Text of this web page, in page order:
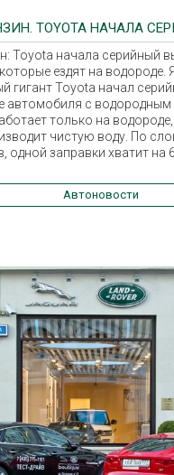
TOYOTA НАЧАЛА
Toyota начала серийный
ездят на водороде.
гигант Toyota начал
автомобиля с водородным
только на
чистую воду. По
одной заправки хватит на
Автоновости